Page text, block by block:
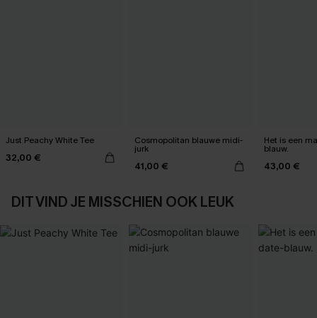
Just Peachy White Tee
32,00 €
Cosmopolitan blauwe midi-
jurk
41,00 €
Het is een
blauw.
43,00 €
DIT VIND JE MISSCHIEN OOK LEUK